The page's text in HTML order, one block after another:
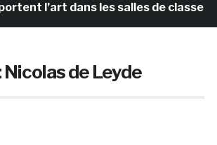
l’art dans les salles de classe des
Nicolas de Leyde